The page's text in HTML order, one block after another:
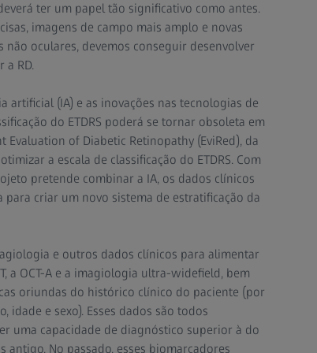
ter um papel tão significativo como antes.
imagens de campo mais amplo e novas
oculares, devemos conseguir desenvolver
a RD.
artificial (IA) e as inovações nas tecnologias de
do ETDRS poderá se tornar obsoleta em
of Diabetic Retinopathy (EviRed), da
a escala de classificação do ETDRS. Com
pretende combinar a IA, os dados clínicos
criar um novo sistema de estratificação da
e outros dados clínicos para alimentar
a OCT-A e a imagiologia ultra-widefield, bem
oriundas do histórico clínico do paciente (por
idade e sexo). Esses dados são todos
uma capacidade de diagnóstico superior à do
antigo. No passado, esses biomarcadores